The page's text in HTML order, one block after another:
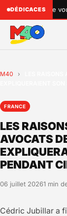
DÉDICACESque vous
M40 ›
FRANCE
LES
AVOCATS
PENDANT
06 juillet 20261 min
Cédric Jubillar a